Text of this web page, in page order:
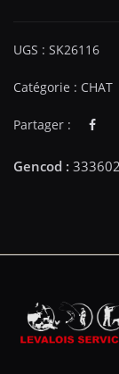
UGS : SK26116
Catégorie : CHAT
Partager :